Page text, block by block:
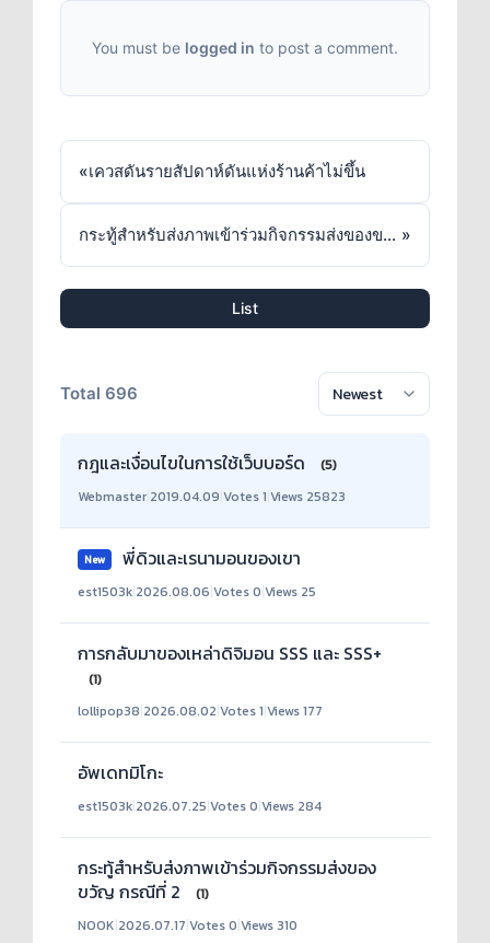
You must be logged in to post a comment.
«เควสดันรายสัปดาห์ดันแห่งร้านค้าไม่ขึ้น
กระทู้สำหรับส่งภาพเข้าร่วมกิจกรรมส่งของขวัญ กรณีที่ 1 »
List
Total 696
กฎและเงื่อนไขในการใช้เว็บบอร์ด
(5)
Webmaster 2019.04.09 Votes 1 Views 25823
New พี่ดิวและเรนามอนของเขา
est1503k|2026.08.06|Votes 0|Views 25
การกลับมาของเหล่าดิจิมอน SSS และ SSS+
(1)
lollipop38|2026.08.02|Votes 1|Views 177
อัพเดทมิโกะ
est1503k|2026.07.25|Votes 0|Views 284
กระทู้สำหรับส่งภาพเข้าร่วมกิจกรรมส่งของ
ขวัญ กรณีที่ 2
(1)
NOOK|2026.07.17|Votes 0|Views 310